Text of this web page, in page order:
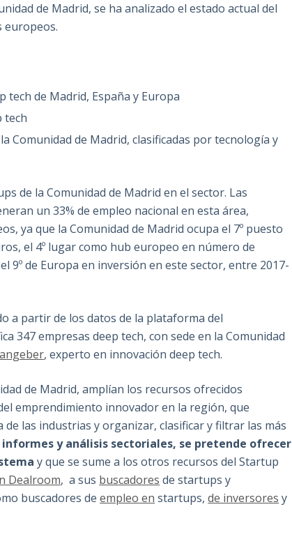
de Madrid, se ha analizado el estado actual del
europeos.
de Madrid, España y Europa
tech
Comunidad de Madrid, clasificadas por tecnología y
de la Comunidad de Madrid en el sector. Las
un 33% de empleo nacional en esta área,
ya que la Comunidad de Madrid ocupa el 7º puesto
el 4º lugar como hub europeo en número de
9º de Europa en inversión en este sector, entre 2017-
a partir de los datos de la plataforma del
347 empresas deep tech, con sede en la Comunidad
, experto en innovación deep tech.
de Madrid, amplían los recursos ofrecidos
emprendimiento innovador en la región, que
las industrias y organizar, clasificar y filtrar las más
informes y análisis sectoriales, se pretende ofrecer
y que se sume a los otros recursos del Startup
Dealroom, a sus buscadores de startups y
buscadores deempleo en startups,de inversores y